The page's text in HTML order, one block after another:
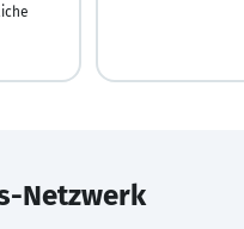
Netzwerk